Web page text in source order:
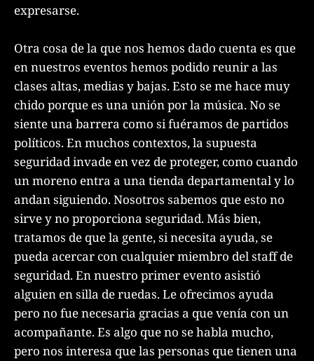
expresarse.
Otra cosa de la que nos hemos dado cuenta es que
en nuestros eventos hemos podido reunir a las
clases altas, medias y bajas. Esto se me hace muy
chido porque es una unión por la música. No se
siente una barrera como si fuéramos de partidos
políticos. En muchos contextos, la supuesta
seguridad invade en vez de proteger, como cuando
un moreno entra a una tienda departamental y lo
andan siguiendo. Nosotros sabemos que esto no
sirve y no proporciona seguridad. Más bien,
tratamos de que la gente, si necesita ayuda, se
pueda acercar con cualquier miembro del staff de
seguridad. En nuestro primer evento asistió
alguien en silla de ruedas. Le ofrecimos ayuda
pero no fue necesaria gracias a que venía con un
acompañante. Es algo que no se habla mucho,
pero nos interesa que las personas que tienen una